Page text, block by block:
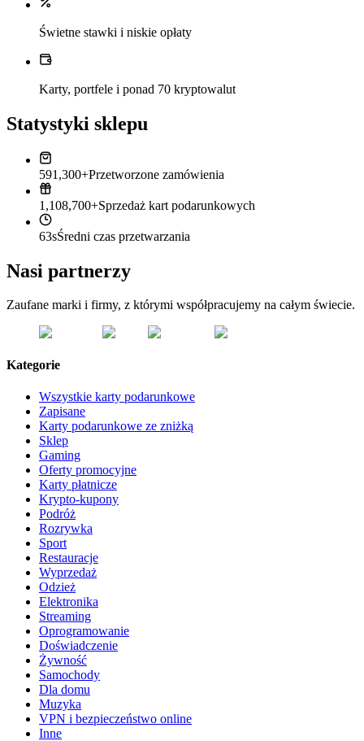
Świetne stawki i niskie opłaty
Karty, portfele i ponad 70 kryptowalut
Statystyki sklepu
591,300+Przetworzone zamówienia
1,108,700+Sprzedaż kart podarunkowych
63sŚredni czas przetwarzania
Nasi partnerzy
Zaufane marki i firmy, z którymi współpracujemy na całym świecie.
Kategorie
Wszystkie karty podarunkowe
Zapisane
Karty podarunkowe ze zniżką
Sklep
Gaming
Oferty promocyjne
Karty płatnicze
Krypto-kupony
Podróż
Rozrywka
Sport
Restauracje
Wyprzedaż
Odzież
Elektronika
Streaming
Oprogramowanie
Doświadczenie
Żywność
Samochody
Dla domu
Muzyka
VPN i bezpieczeństwo online
Inne